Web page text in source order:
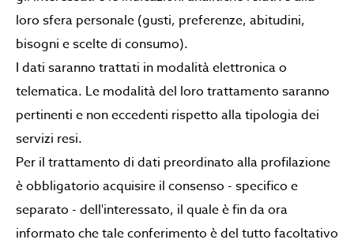
loro sfera personale (gusti, preferenze, abitudini,
bisogni e scelte di consumo).
I dati saranno trattati in modalità elettronica o
telematica. Le modalità del loro trattamento saranno
pertinenti e non eccedenti rispetto alla tipologia dei
servizi resi.
Per il trattamento di dati preordinato alla profilazione
è obbligatorio acquisire il consenso - specifico e
separato - dell'interessato, il quale è fin da ora
informato che tale conferimento è del tutto facoltativo